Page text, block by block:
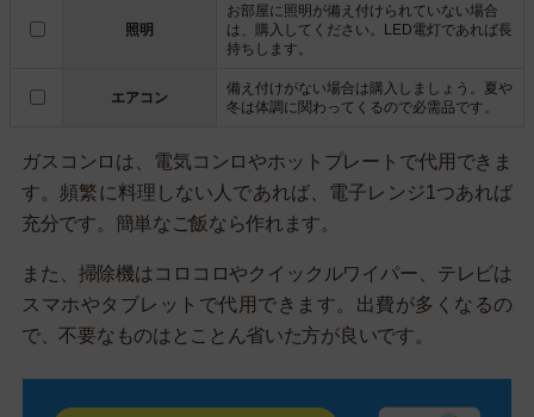
照明
お部屋に照明が備え付けられていない場合
は、購入してください。LED電灯であれば長
持ちします。
エアコン
備え付けがない場合は購入しましょう。夏や
冬は体調に関わってくるので必需品です。
ガスコンロは、電気コンロやホットプレートで代用できま
す。頻繁に料理しない人であれば、電子レンジ1つあれば
充分です。簡単なご飯なら作れます。
また、掃除機はコロコロやクイックルワイパー、テレビは
スマホやタブレットで代用できます。出費が多くなるの
で、不要なものはとことん省いた方が良いです。